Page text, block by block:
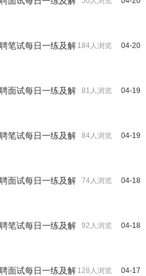
04-20
184人浏览
笔试每日一练及解
04-19
81人浏览
面试每日一练及解
04-19
84人浏览
笔试每日一练及解
04-18
74人浏览
面试每日一练及解
04-18
92人浏览
笔试每日一练及解
04-17
128人浏览
面试每日一练及解